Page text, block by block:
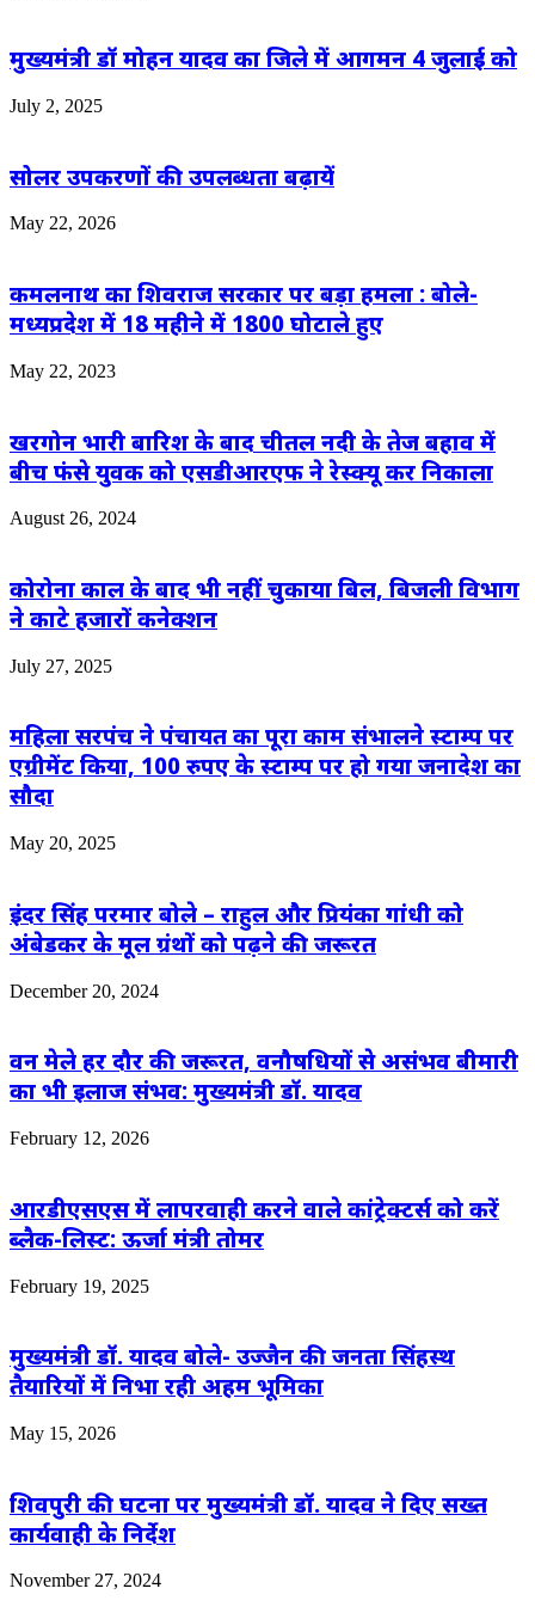
मुख्यमंत्री डॉ मोहन यादव का जिले में आगमन 4 जुलाई को
July 2, 2025
सोलर उपकरणों की उपलब्धता बढ़ायें
May 22, 2026
कमलनाथ का शिवराज सरकार पर बड़ा हमला : बोले-
मध्यप्रदेश में 18 महीने में 1800 घोटाले हुए
May 22, 2023
खरगोन भारी बारिश के बाद चीतल नदी के तेज बहाव में
बीच फंसे युवक को एसडीआरएफ ने रेस्क्यू कर निकाला
August 26, 2024
कोरोना काल के बाद भी नहीं चुकाया बिल, बिजली विभाग
ने काटे हजारों कनेक्शन
July 27, 2025
महिला सरपंच ने पंचायत का पूरा काम संभालने स्टाम्प पर
एग्रीमेंट किया, 100 रुपए के स्टाम्प पर हो गया जनादेश का
सौदा
May 20, 2025
इंदर सिंह परमार बोले – राहुल और प्रियंका गांधी को
अंबेडकर के मूल ग्रंथों को पढ़ने की जरूरत
December 20, 2024
वन मेले हर दौर की जरूरत, वनौषधियों से असंभव बीमारी
का भी इलाज संभव: मुख्यमंत्री डॉ. यादव
February 12, 2026
आरडीएसएस में लापरवाही करने वाले कांट्रेक्टर्स को करें
ब्लैक-लिस्ट: ऊर्जा मंत्री तोमर
February 19, 2025
मुख्यमंत्री डॉ. यादव बोले- उज्जैन की जनता सिंहस्थ
तैयारियों में निभा रही अहम भूमिका
May 15, 2026
शिवपुरी की घटना पर मुख्यमंत्री डॉ. यादव ने दिए सख्त
कार्यवाही के निर्देश
November 27, 2024